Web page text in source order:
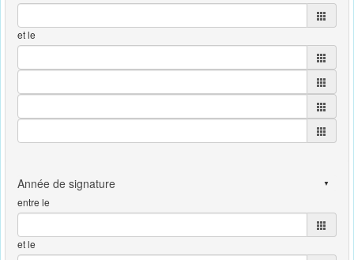
et le
entre le
et le